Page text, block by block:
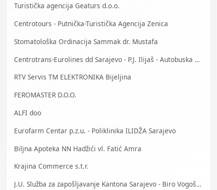
Turistička agencija Geaturs d.o.o.
Centrotours - Putnička-Turistička Agencija Zenica
Stomatološka Ordinacija Sammak dr. Mustafa
Centrotrans-Eurolines dd Sarajevo - P.J. Ilijaš - Autobuska stanica
RTV Servis TM ELEKTRONIKA Bijeljina
FEROMASTER D.O.O.
ALFI doo
Eurofarm Centar p.z.u. - Poliklinika ILIDŽA Sarajevo
Biljna Apoteka NN Hadžići vl. Fatić Amra
Krajina Commerce s.t.r.
J.U. Služba za zapošljavanje Kantona Sarajevo - Biro Vogošća